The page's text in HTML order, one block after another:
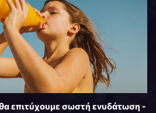
επιτύχουμε σωστή ενυδάτωση -